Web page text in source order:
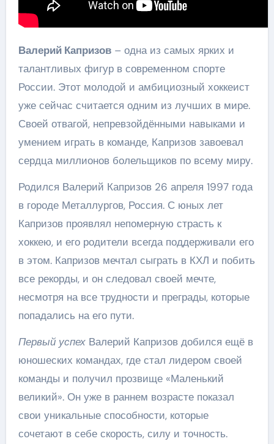
Валерий Капризов– одна из самых ярких и
талантливых фигур в современном спорте
России. Этот молодой и амбициозный хоккеист
уже сейчас считается одним из лучших в мире.
Своей отвагой, непревзойдёнными навыками и
умением играть в команде, Капризов завоевал
сердца миллионов болельщиков по всему миру.
Родился Валерий Капризов 26 апреля 1997 года
в городе Металлургов, Россия. С юных лет
Капризов проявлял непомерную страсть к
хоккею, и его родители всегда поддерживали его
в этом. Капризов мечтал сыграть в КХЛ и побить
все рекорды, и он следовал своей мечте,
несмотря на все трудности и преграды, которые
попадались на его пути.
Первый успехВалерий Капризов добился ещё в
юношеских командах, где стал лидером своей
команды и получил прозвище «Маленький
великий». Он уже в раннем возрасте показал
свои уникальные способности, которые
сочетают в себе скорость, силу и точность.